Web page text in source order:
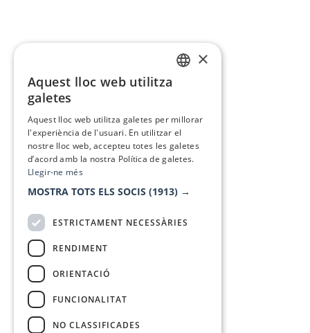
×
Aquest lloc web utilitza
galetes
Aquest lloc web utilitza galetes per millorar
l'experiència de l'usuari. En utilitzar el
nostre lloc web, accepteu totes les galetes
d’acord amb la nostra Política de galetes.
Llegir-ne més
MOSTRA TOTS ELS SOCIS (1913) →
ESTRICTAMENT NECESSÀRIES
RENDIMENT
ORIENTACIÓ
FUNCIONALITAT
NO CLASSIFICADES